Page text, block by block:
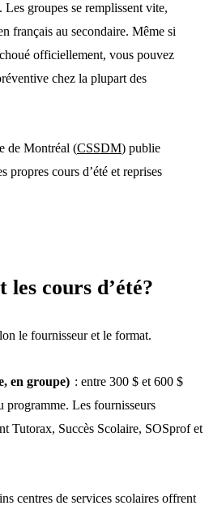
groupes se remplissent vite,
français au secondaire. Même si
officiellement, vous pouvez
chez la plupart des
de Montréal (CSSDM) publie
propres cours d’été et reprises
les cours d’été?
le fournisseur et le format.
en groupe) : entre 300 $ et 600 $
programme. Les fournisseurs
Tutorax, Succès Scolaire, SOSprof et
centres de services scolaires offrent